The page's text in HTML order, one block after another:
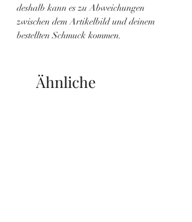
deshalb kann es zu Abweichungen
zwischen dem Artikelbild und deinem
bestellten Schmuck kommen.
Ähnliche